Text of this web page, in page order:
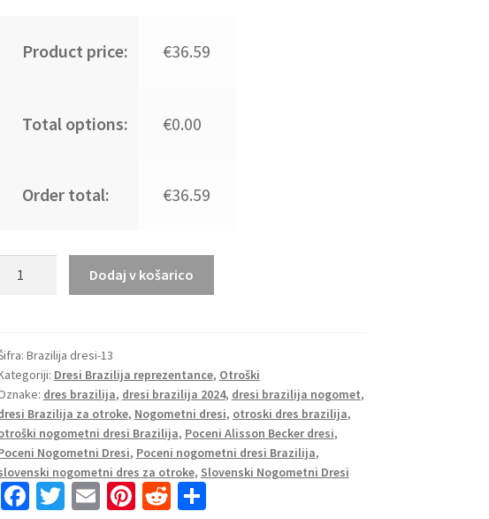
Product price: €36.59
Total options: €0.00
Order total: €36.59
zelena
Alisson
Dodaj v košarico
Brazilija dresi-13
Dresi Brazilija reprezentance, Otroški
dres brazilija, dresi brazilija 2024, dresi brazilija nogomet,
Brazilija za otroke, Nogometni dresi, otroski dres brazilija,
nogometni dresi Brazilija, Poceni Alisson Becker dresi,
Nogometni Dresi, Poceni nogometni dresi Brazilija,
nogometni dres za otroke, Slovenski Nogometni Dresi
Fa T E Pi R S